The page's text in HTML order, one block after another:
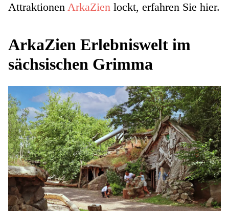
Attraktionen ArkaZien lockt, erfahren Sie hier.
ArkaZien Erlebniswelt im
sächsischen Grimma